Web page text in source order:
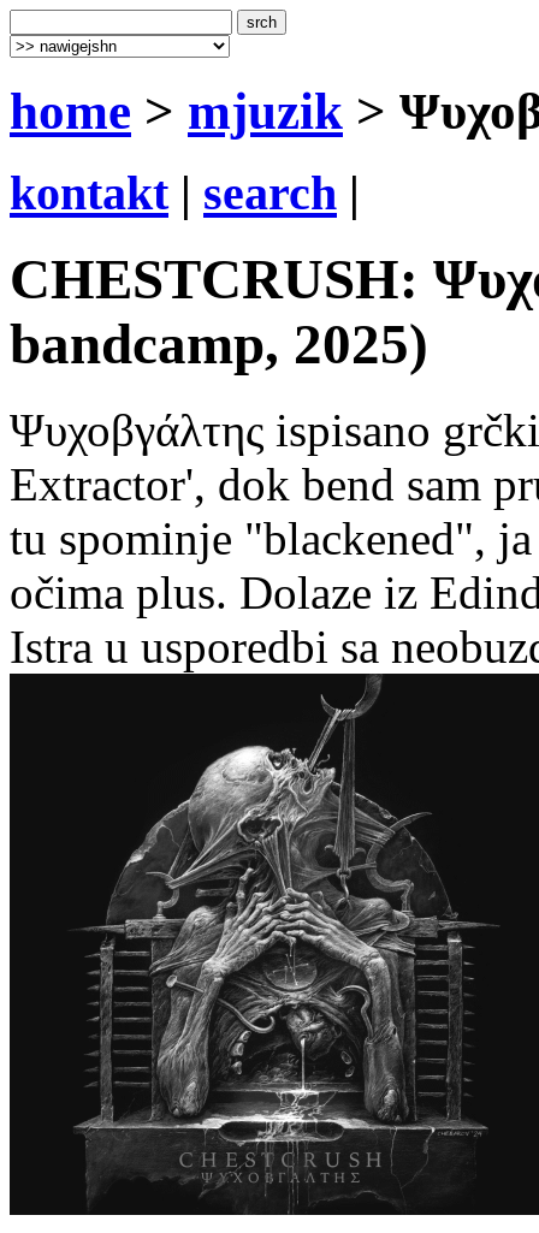
home > mjuzik >
kontakt| search |
CHESTCRUSH:
bandcamp, 2025)
Ψυχοβγάλτης ispisano
Extractor', dok bend sam
tu spominje "blackened",
očima plus. Dolaze iz
Istra u usporedbi sa